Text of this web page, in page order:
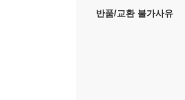
반품/교환 불가사유